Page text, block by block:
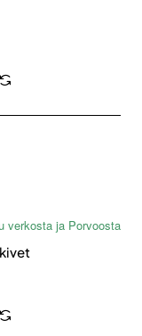
verkosta ja Porvoosta